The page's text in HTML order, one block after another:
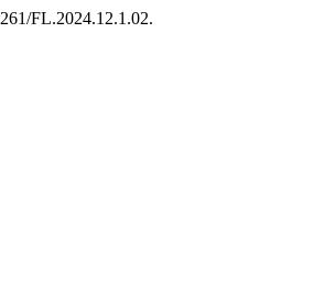
FL.2024.12.1.02.